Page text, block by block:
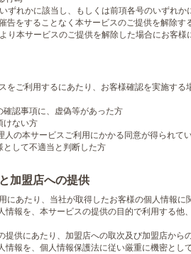
ずれかに該当し、もしくは前項各号のいずれ
告をすることなく本サービスのご提供を解除す
り本サービスのご提供を解除した場合にお客
をご利用するにあたり、お客様確認を実施す
確認事項に、虚偽等があった方
けない方
人の本サービスご利用にかかる同意が得られて
として不適当と判断した方
加盟店への提供
にあたり、当社が取得したお客様の個人情報に
情報を、本サービスの提供の目的で利用する
提供にあたり、加盟店への取次及び加盟店か
情報を、個人情報保護法に従い厳重に機密とし